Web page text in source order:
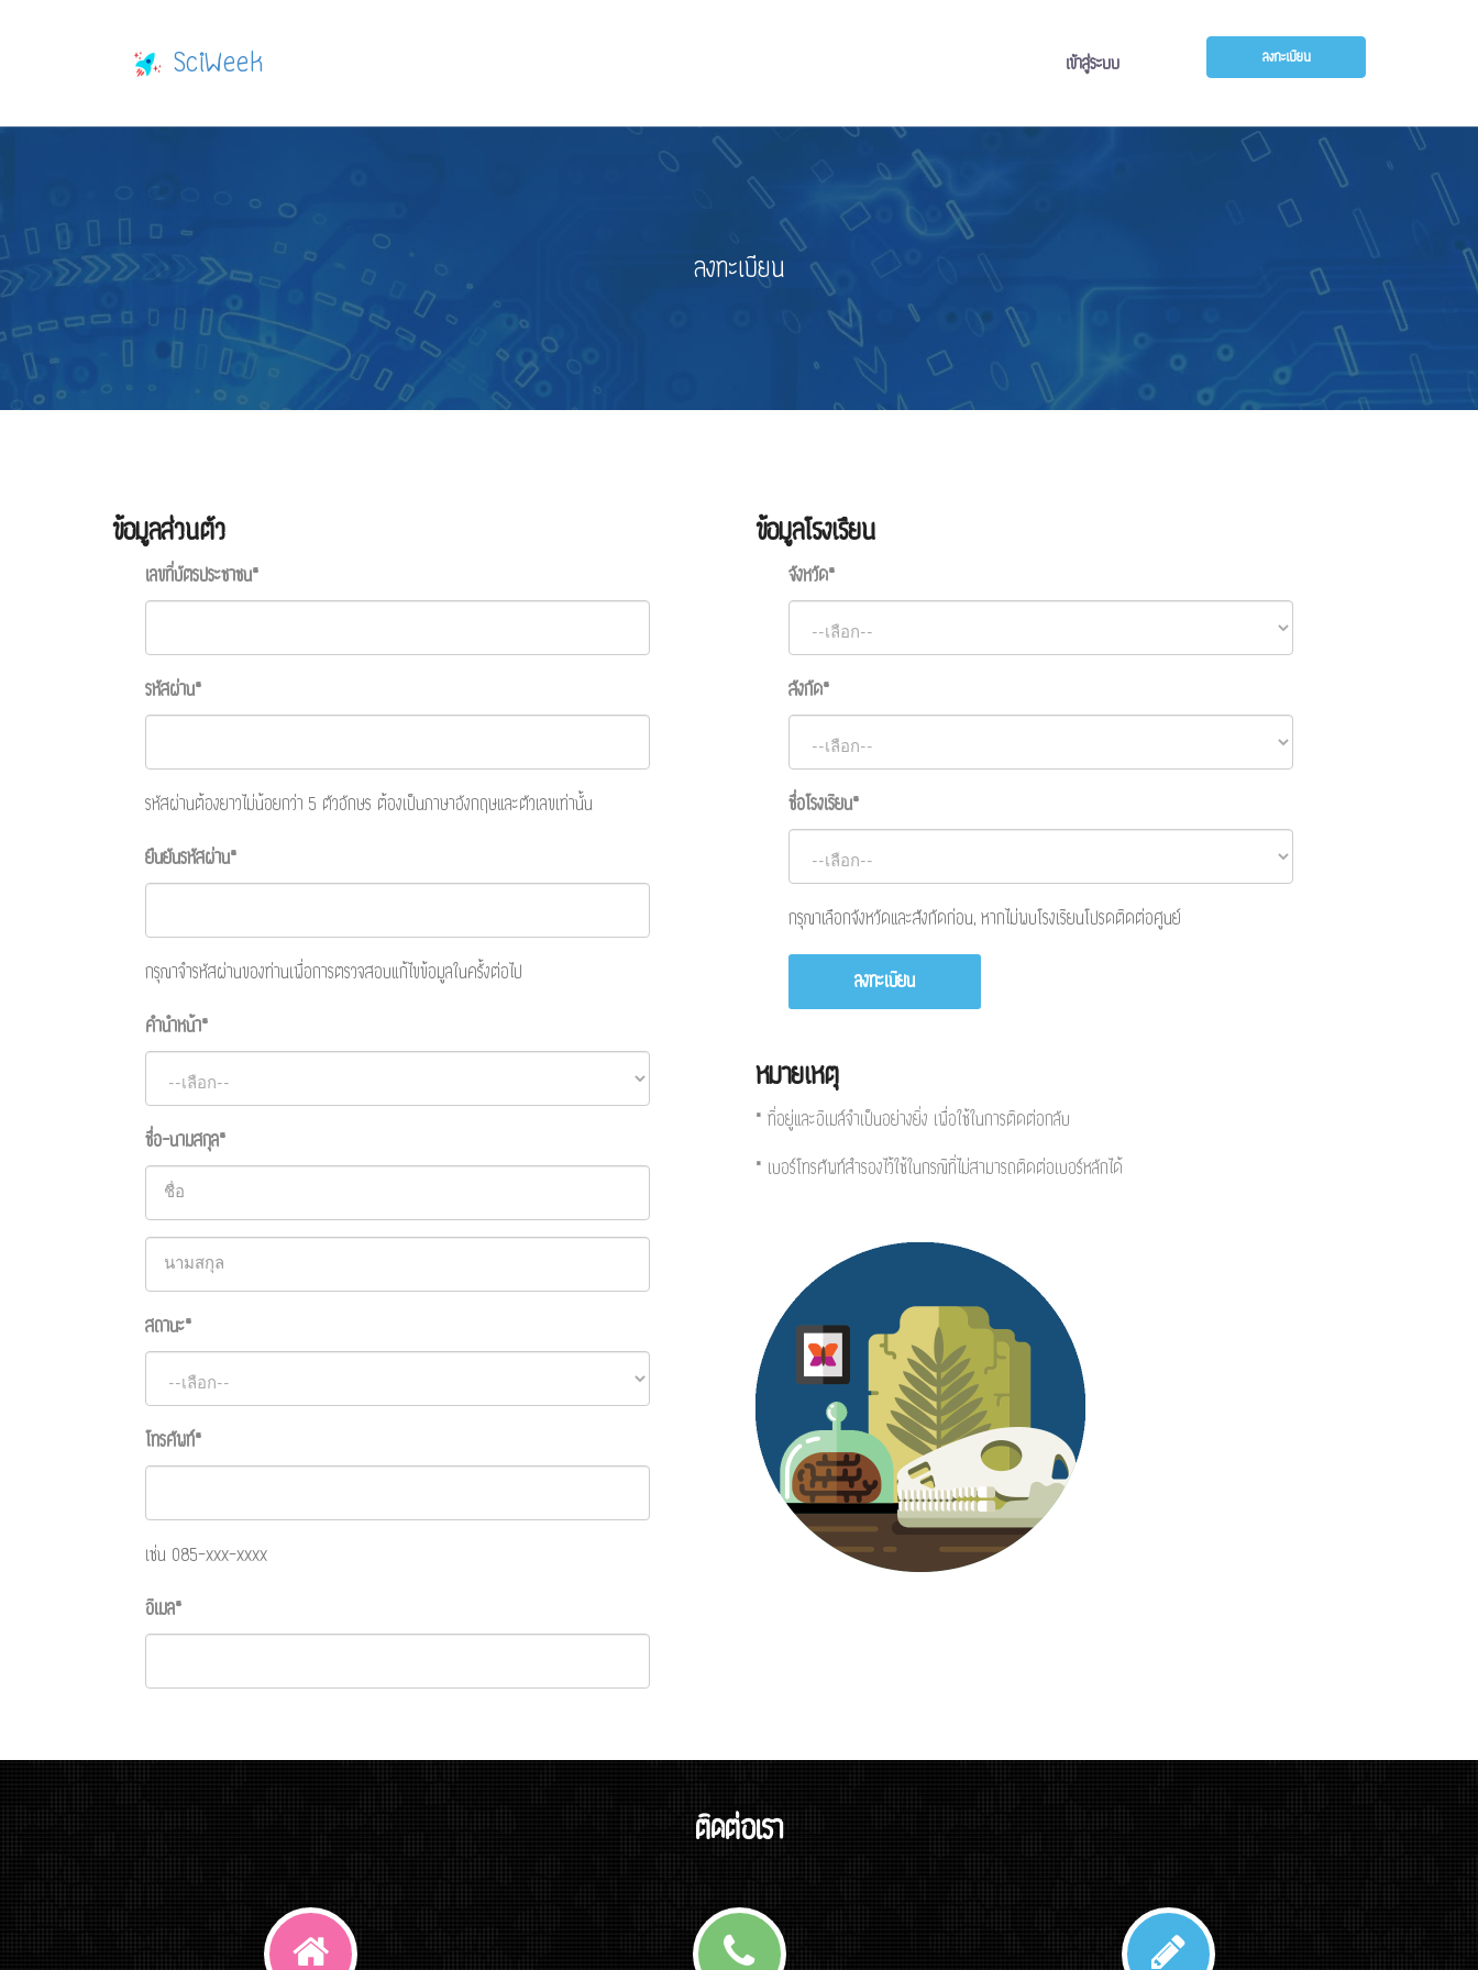
SciWeek ลงทะเบียน
เข้าสู่ระบบ
ลงทะเบียน
ข้อมูลส่วนตัว
เลขที่บัตรประชาชน*
รหัสผ่าน*
รหัสผ่านต้องยาวไม่น้อยกว่า 5 ตัวอักษร ต้องเป็นภาษาอังกฤษและตัวเลขเท่านั้น
ยืนยันรหัสผ่าน*
กรุณาจำรหัสผ่านของท่านเพื่อการตรวจสอบแก้ไขข้อมูลในครั้งต่อไป
คำนำหน้า*
ชื่อ-นามสกุล*
สถานะ*
โทรศัพท์*
เช่น 085-xxx-xxxx
อีเมล*
ข้อมูลโรงเรืยน
จังหวัด*
สังกัด*
ชื่อโรงเรียน*
กรุณาเลือกจังหวัดและสังกัดก่อน, หากไม่พบโรงเรียนโปรดติดต่อศูนย์
หมายเหตุ
* ที่อยู่และอีเมล์จำเป็นอย่างยิ่ง เพื่อใช้ในการติดต่อกลับ
* เบอร์โทรศัพท์สำรองไว้ใช้ในกรณีที่ไม่สามารถติดต่อเบอร์หลักได้
ติดต่อเรา